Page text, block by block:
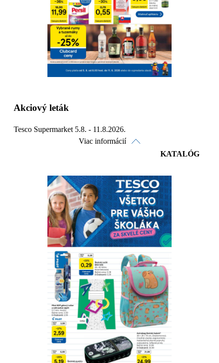
Detaily platnosti
Akciový leták
Tesco Supermarket 5.8. - 11.8.2026.
Viac informácií
Pozrieť online
Stiahnuť
Detaily platnosti
KATALÓG